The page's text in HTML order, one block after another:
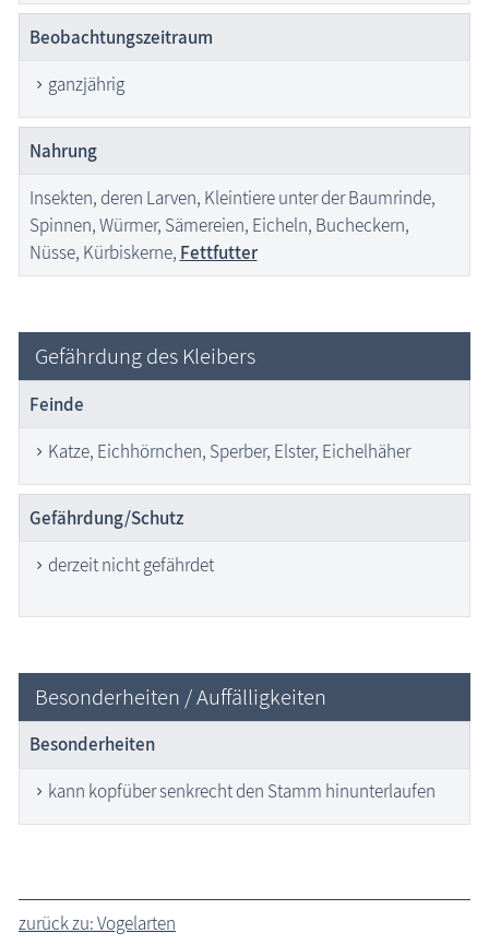
Beobachtungs­zeitraum
ganzjährig
Nahrung
Insekten, deren Larven, Kleintiere unter der Baumrinde,
Spinnen, Würmer, Sämereien, Eicheln, Bucheckern,
Nüsse, Kürbiskerne, Fettfutter
Gefährdung des Kleibers
Feinde
Katze, Eichhörnchen, Sperber, Elster, Eichelhäher
Gefährdung/Schutz
derzeit nicht gefährdet
Besonderheiten / Auffälligkeiten
Besonderheiten
kann kopfüber senkrecht den Stamm hinunterlaufen
zurück zu: Vogelarten